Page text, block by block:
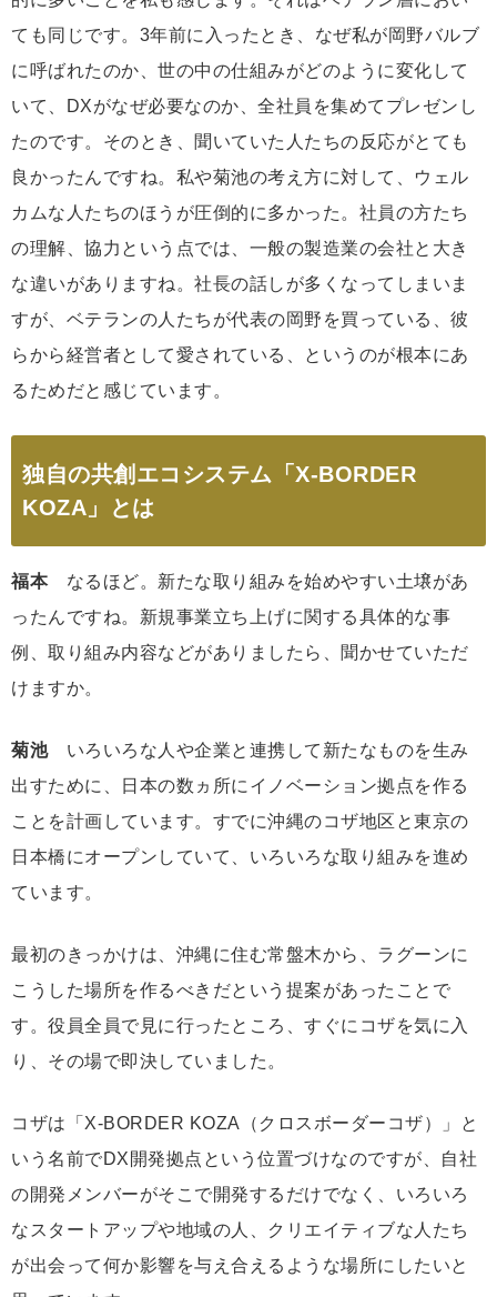
ても同じです。3年前に入ったとき、なぜ私が岡野バルブ
に呼ばれたのか、世の中の仕組みがどのように変化して
いて、DXがなぜ必要なのか、全社員を集めてプレゼンし
たのです。そのとき、聞いていた人たちの反応がとても
良かったんですね。私や菊池の考え方に対して、ウェル
カムな人たちのほうが圧倒的に多かった。社員の方たち
の理解、協力という点では、一般の製造業の会社と大き
な違いがありますね。社長の話しが多くなってしまいま
すが、ベテランの人たちが代表の岡野を買っている、彼
らから経営者として愛されている、というのが根本にあ
るためだと感じています。
独自の共創エコシステム「X-BORDER
KOZA」とは
福本なるほど。新たな取り組みを始めやすい土壌があ
ったんですね。新規事業立ち上げに関する具体的な事
例、取り組み内容などがありましたら、聞かせていただ
けますか。
菊池いろいろな人や企業と連携して新たなものを生み
出すために、日本の数ヵ所にイノベーション拠点を作る
ことを計画しています。すでに沖縄のコザ地区と東京の
日本橋にオープンしていて、いろいろな取り組みを進め
ています。
最初のきっかけは、沖縄に住む常盤木から、ラグーンに
こうした場所を作るべきだという提案があったことで
す。役員全員で見に行ったところ、すぐにコザを気に入
り、その場で即決していました。
コザは「X-BORDER KOZA（クロスボーダーコザ）」と
いう名前でDX開発拠点という位置づけなのですが、自社
の開発メンバーがそこで開発するだけでなく、いろいろ
なスタートアップや地域の人、クリエイティブな人たち
が出会って何か影響を与え合えるような場所にしたいと